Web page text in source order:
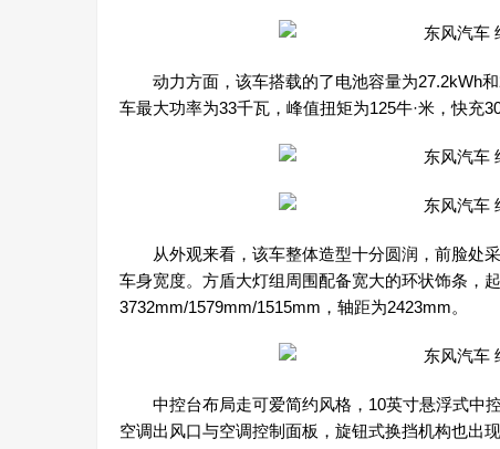
动力方面，该车搭载的了电池容量为27.2kWh和
车最大功率为33千瓦，峰值扭矩为125牛·米，快充
从外观来看，该车整体造型十分圆润，前脸处采
车身宽度。方盾大灯组周围配备宽大的环状饰条，
3732mm/1579mm/1515mm，轴距为2423mm。
中控台布局走可爱简约风格，10英寸悬浮式中
空调出风口与空调控制面板，旋钮式换挡机构也出现